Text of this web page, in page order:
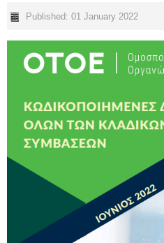
Published: 01 January 2022